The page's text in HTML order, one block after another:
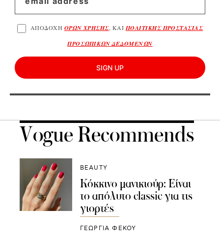
ΑΠΟΔΟΧΗ ΟΡΩΝ ΧΡΗΣΗΣ, ΚΑΙΠΟΛΙΤΙΚΗΣ ΠΡΟΣΤΑΣΙΑΣ
ΠΡΟΣΩΠΙΚΩΝ ΔΕΔΟΜΕΝΩΝ
SIGN UP
Vogue Recommends
BEAUTY
Κόκκινο μανικιούρ: Είναι
το απόλυτο classic για τις
γιορτές
ΓΕΩΡΓΙΑ ΦΕΚΟΥ